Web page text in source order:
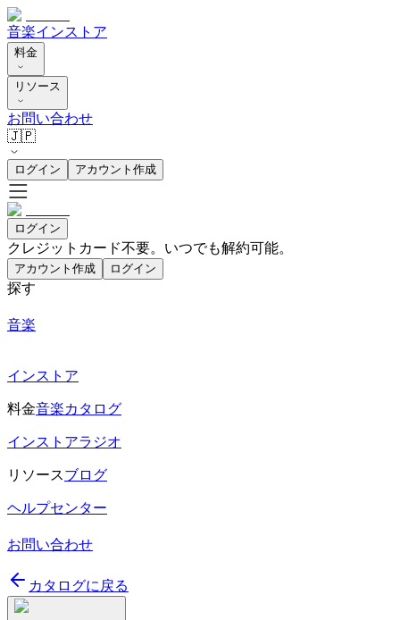
音楽インストア
料金
リソース
お問い合わせ
🇯🇵
ログイン アカウント作成
ログイン
クレジットカード不要。いつでも解約可能。
アカウント作成 ログイン
探す
音楽
インストア
料金音楽カタログ
インストアラジオ
リソースブログ
ヘルプセンター
お問い合わせ
カタログに戻る